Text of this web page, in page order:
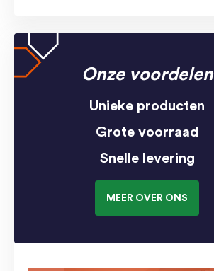
Onze voordelen
Unieke producten
Grote voorraad
Snelle levering
MEER OVER ONS